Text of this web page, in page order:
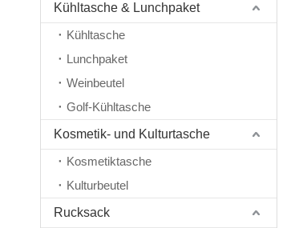
Kühltasche & Lunchpaket
Kühltasche
Lunchpaket
Weinbeutel
Golf-Kühltasche
Kosmetik- und Kulturtasche
Kosmetiktasche
Kulturbeutel
Rucksack